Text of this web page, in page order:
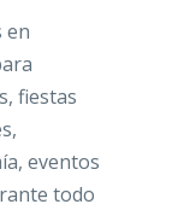
en
fiestas
eventos
todo